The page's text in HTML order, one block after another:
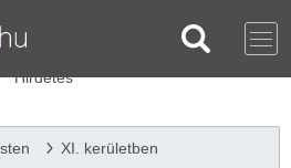
XI. kerületben